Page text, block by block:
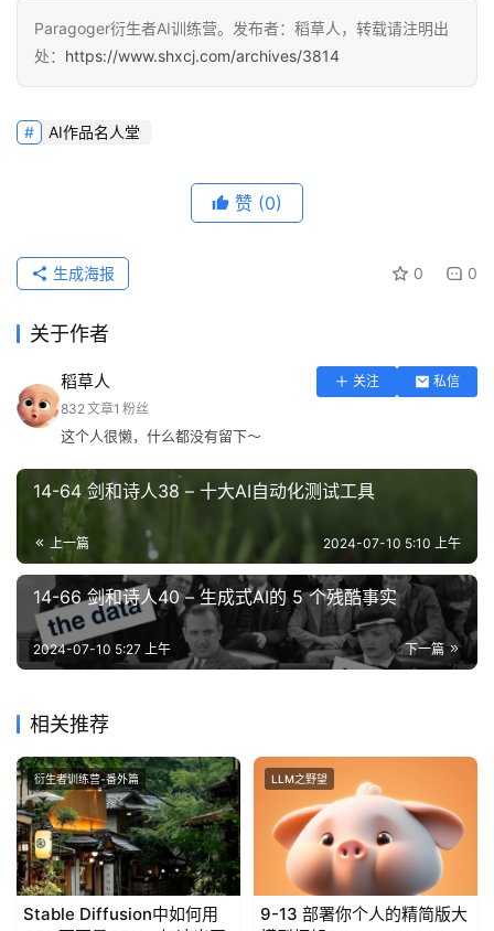
Paragoger衍生者AI训练营。发布者：稻草人，转载请注明出
处： https://www.shxcj.com/archives/3814
AI作品名人堂
赞 (0)
0 0
生成海报
关于作者
稻草人 关注
私信
832文章1 粉丝
这个人很懒，什么都没有留下～
14-64 剑和诗人38 – 十大AI自动化测试工具
上一篇 2024-07-10 5:10 上午
14-66 剑和诗人40 – 生成式AI的 5 个残酷事实
下一篇
2024-07-10 5:27 上午
相关推荐
衍生者训练营-番外篇
Stable Diffusion中如何用
LLM之野望
9-13 部署你个人的精简版大